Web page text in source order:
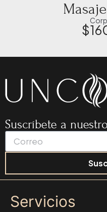
$
Suscríbete a
Servicios